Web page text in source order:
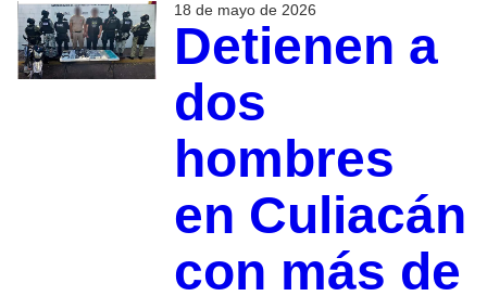
18 de mayo de 2026
Detienen a
dos
hombres
en Culiacán
con más de